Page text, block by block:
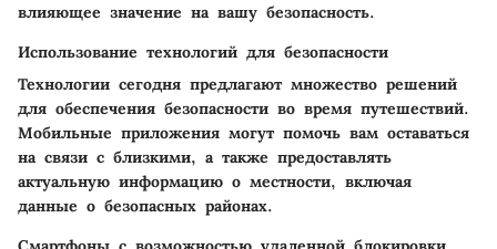
влияющее значение на вашу безопасность.
Использование технологий для безопасности
Технологии сегодня предлагают множество решений
для обеспечения безопасности во время путешествий.
Мобильные приложения могут помочь вам оставаться
на связи с близкими, а также предоставлять
актуальную информацию о местности, включая
данные о безопасных районах.